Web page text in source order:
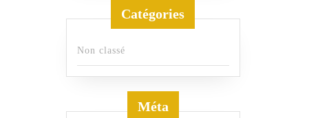
Catégories
Non classé
Méta